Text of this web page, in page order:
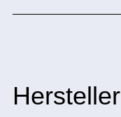
Hersteller